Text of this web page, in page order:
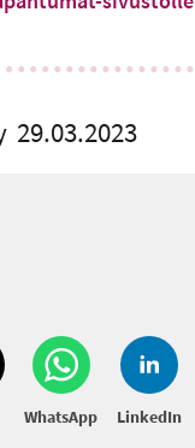
29.03.2023
WhatsApp LinkedIn